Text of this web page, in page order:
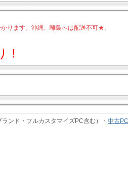
ります。沖縄、離島へは配送不可★
！
ランド・フルカスタマイズPC含む）・ 中古PC